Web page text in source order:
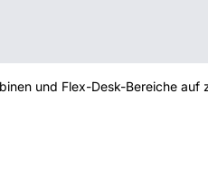
und Flex-Desk-Bereiche auf